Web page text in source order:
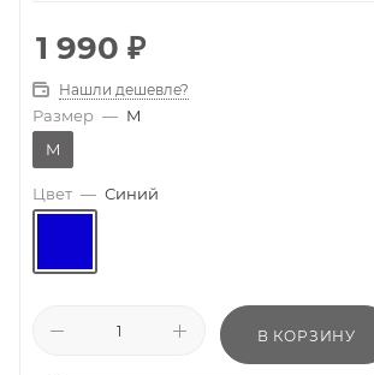
1 990 ₽
Нашли дешевле?
Размер — M
M
Цвет — Синий
В КОРЗИНУ